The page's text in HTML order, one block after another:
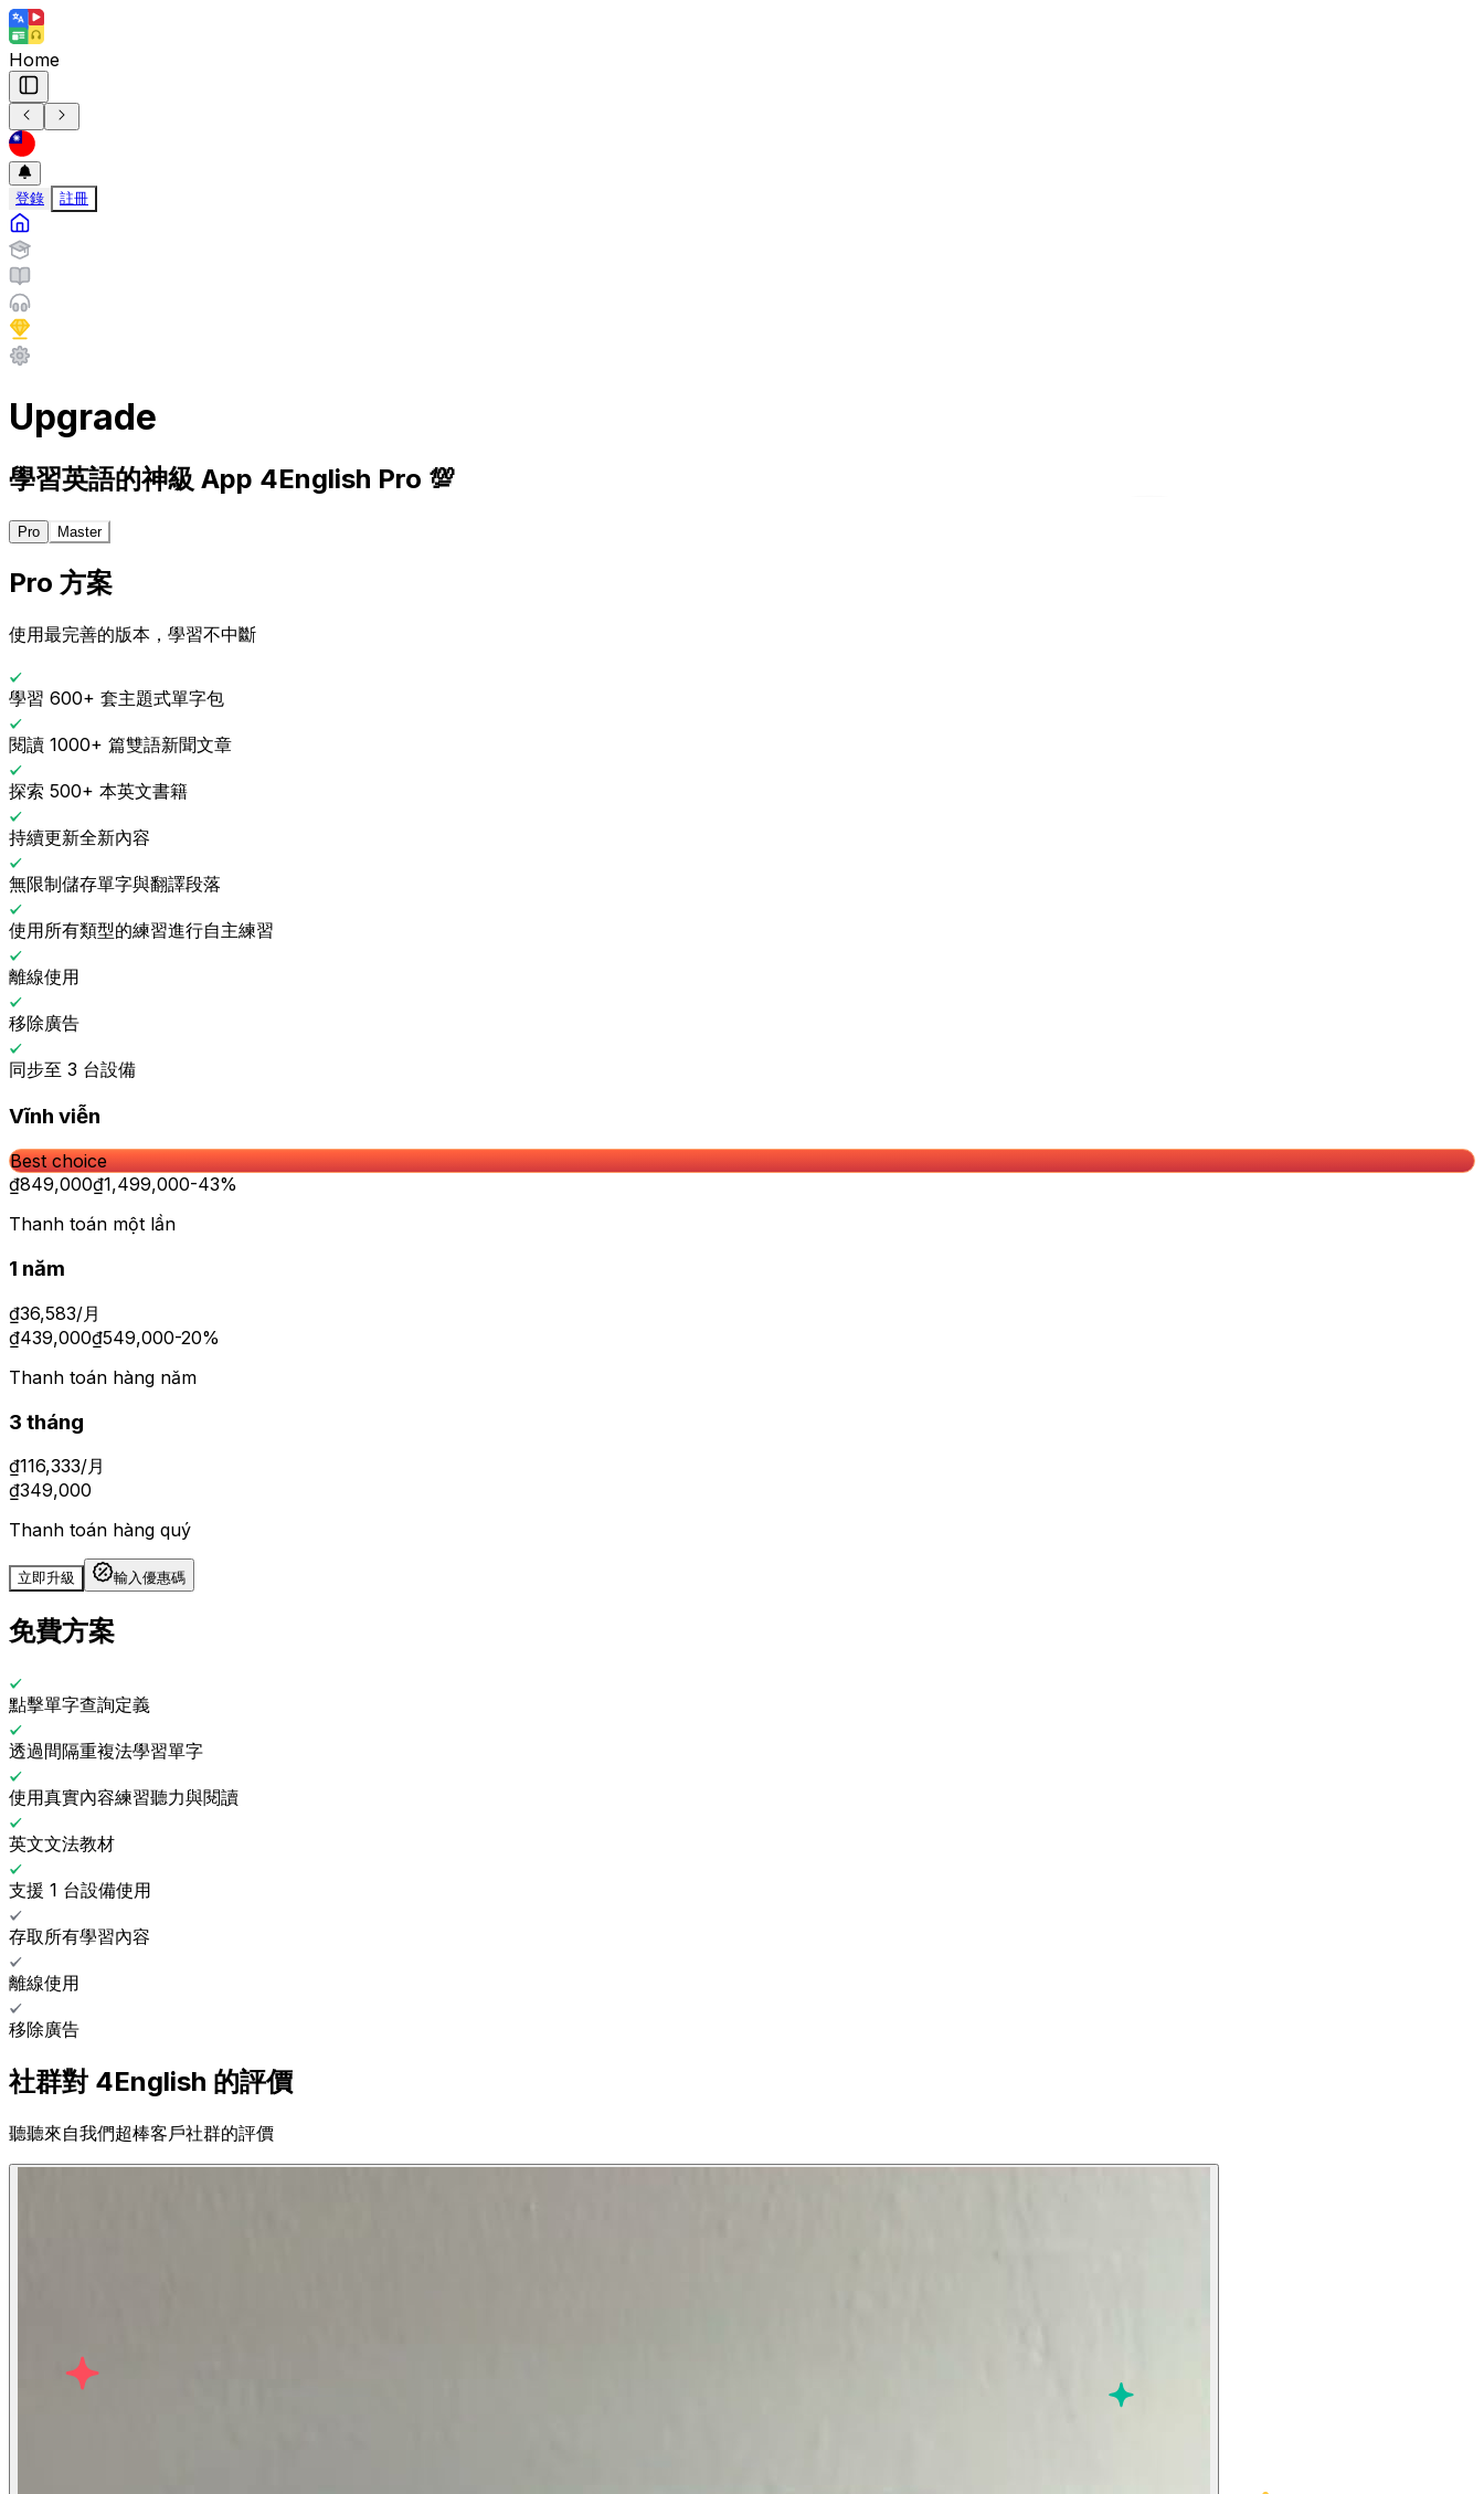
Home
登錄 註冊
Upgrade
學習英語的神級 App 4English Pro 💯
Pro Master
Pro 方案
使用最完善的版本，學習不中斷
學習 600+ 套主題式單字包
閱讀 1000+ 篇雙語新聞文章
探索 500+ 本英文書籍
持續更新全新內容
無限制儲存單字與翻譯段落
使用所有類型的練習進行自主練習
離線使用
移除廣告
同步至 3 台設備
Vĩnh viễn
Best choice
₫849,000₫1,499,000-43%
Thanh toán một lần
1 năm
₫36,583/月
₫439,000₫549,000-20%
Thanh toán hàng năm
3 tháng
₫116,333/月
₫349,000
Thanh toán hàng quý
立即升級 輸入優惠碼
免費方案
點擊單字查詢定義
透過間隔重複法學習單字
使用真實內容練習聽力與閱讀
英文文法教材
支援 1 台設備使用
存取所有學習內容
離線使用
移除廣告
社群對 4English 的評價
聽聽來自我們超棒客戶社群的評價